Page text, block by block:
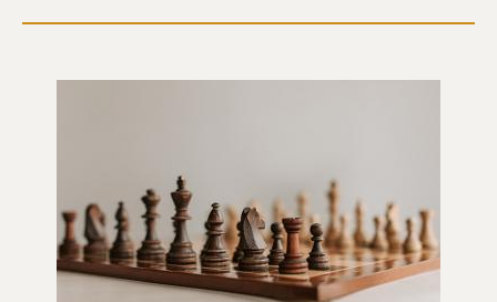
V 23. utrinku za leto 2022 sva z Ano
Mario Mitič spregovorili o izbirah.